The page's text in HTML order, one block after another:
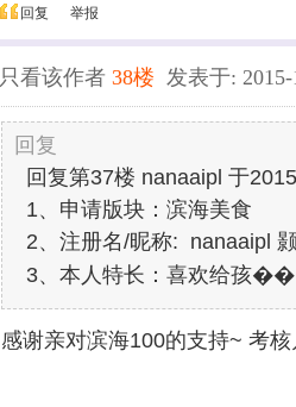
回复 举报
只看该作者 38楼 发表于: 2015-
回复
回复第37楼 nanaaipl 于
1、申请版块：滨海美食
2、注册名/昵称: nanaaipl
3、本人特长：喜欢给孩
感谢亲对滨海100的支持~ 考